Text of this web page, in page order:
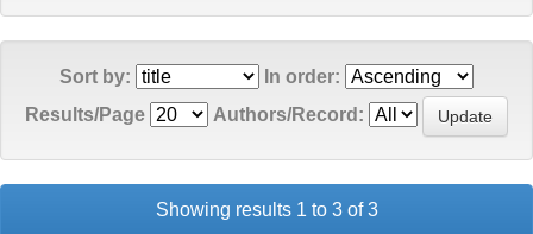
Sort by:
In order:
Results/Page
Authors/Record:
Showing results 1 to 3 of 3